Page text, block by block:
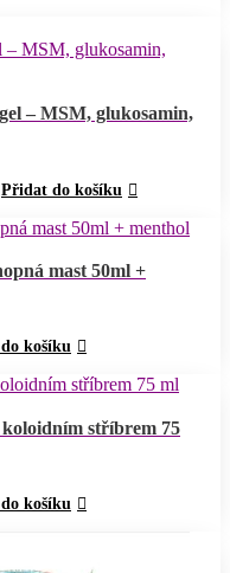
– MSM, glukosamin,
Přidat do košíku
mast 50ml +
košíku
stříbrem 75
košíku